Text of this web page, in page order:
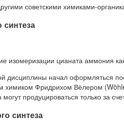
советскими химиками-
синтеза
изомеризации цианата аммония
дисциплины начал оформляться
химиком Фридрихом Вёлером
продуцироваться только за
синтеза